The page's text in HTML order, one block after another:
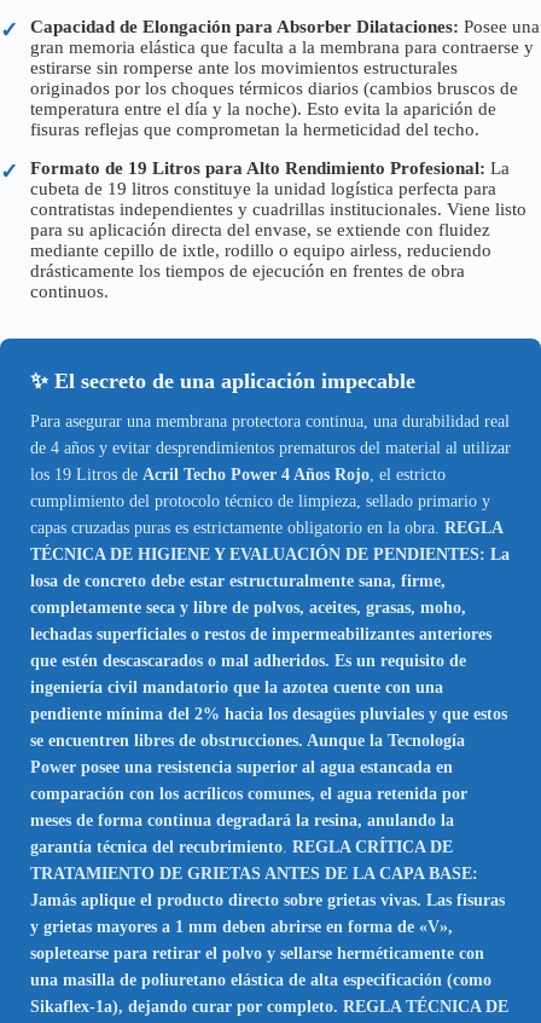
✓ Capacidad de Elongación para Absorber Dilataciones: Posee una
gran memoria elástica que faculta a la membrana para contraerse y
estirarse sin romperse ante los movimientos estructurales
originados por los choques térmicos diarios (cambios bruscos de
temperatura entre el día y la noche). Esto evita la aparición de
fisuras reflejas que comprometan la hermeticidad del techo.
✓ Formato de 19 Litros para Alto Rendimiento Profesional: La
cubeta de 19 litros constituye la unidad logística perfecta para
contratistas independientes y cuadrillas institucionales. Viene listo
para su aplicación directa del envase, se extiende con fluidez
mediante cepillo de ixtle, rodillo o equipo airless, reduciendo
drásticamente los tiempos de ejecución en frentes de obra
continuos.
✨ El secreto de una aplicación impecable
Para asegurar una membrana protectora continua, una durabilidad real
de 4 años y evitar desprendimientos prematuros del material al utilizar
los 19 Litros de Acril Techo Power 4 Años Rojo, el estricto
cumplimiento del protocolo técnico de limpieza, sellado primario y
capas cruzadas puras es estrictamente obligatorio en la obra. REGLA
TÉCNICA DE HIGIENE Y EVALUACIÓN DE PENDIENTES: La
losa de concreto debe estar estructuralmente sana, firme,
completamente seca y libre de polvos, aceites, grasas, moho,
lechadas superficiales o restos de impermeabilizantes anteriores
que estén descascarados o mal adheridos. Es un requisito de
ingeniería civil mandatorio que la azotea cuente con una
pendiente mínima del 2% hacia los desagües pluviales y que estos
se encuentren libres de obstrucciones. Aunque la Tecnología
Power posee una resistencia superior al agua estancada en
comparación con los acrílicos comunes, el agua retenida por
meses de forma continua degradará la resina, anulando la
garantía técnica del recubrimiento. REGLA CRÍTICA DE
TRATAMIENTO DE GRIETAS ANTES DE LA CAPA BASE:
Jamás aplique el producto directo sobre grietas vivas. Las fisuras
y grietas mayores a 1 mm deben abrirse en forma de «V»,
sopletearse para retirar el polvo y sellarse herméticamente con
una masilla de poliuretano elástica de alta especificación (como
Sikaflex-1a), dejando curar por completo. REGLA TÉCNICA DE